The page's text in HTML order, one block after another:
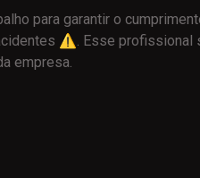
para garantir o
⚠️. Esse profissional
empresa.